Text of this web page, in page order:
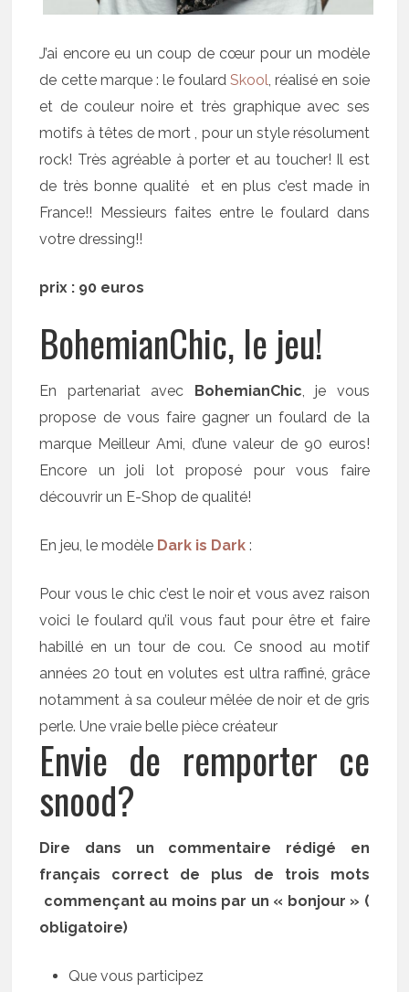
J’ai encore eu un coup de cœur pour un modèle
de cette marque : le foulardSkool , réalisé en soie
et de couleur noire et très graphique avec ses
motifs à têtes de mort , pour un style résolument
rock! Très agréable à porter et au toucher! Il est
de très bonne qualité et en plus c’est made in
France!! Messieurs faites entre le foulard dans
votre dressing!!
prix : 90 euros
BohemianChic, le jeu!
En partenariat avec BohemianChic , je vous
propose de vous faire gagner un foulard de la
marque Meilleur Ami, d’une valeur de 90 euros!
Encore un joli lot proposé pour vous faire
découvrir un E-Shop de qualité!
En jeu, le modèle Dark is Dark :
Pour vous le chic c’est le noir et vous avez raison
voici le foulard qu’il vous faut pour être et faire
habillé en un tour de cou. Ce snood au motif
années 20 tout en volutes est ultra raffiné, grâce
notamment à sa couleur mêlée de noir et de gris
perle. Une vraie belle pièce créateur
Envie de remporter ce
snood?
Dire dans un commentaire rédigé en
français correct de plus de trois mots
commençant au moins par un « bonjour » (
obligatoire)
Que vous participez